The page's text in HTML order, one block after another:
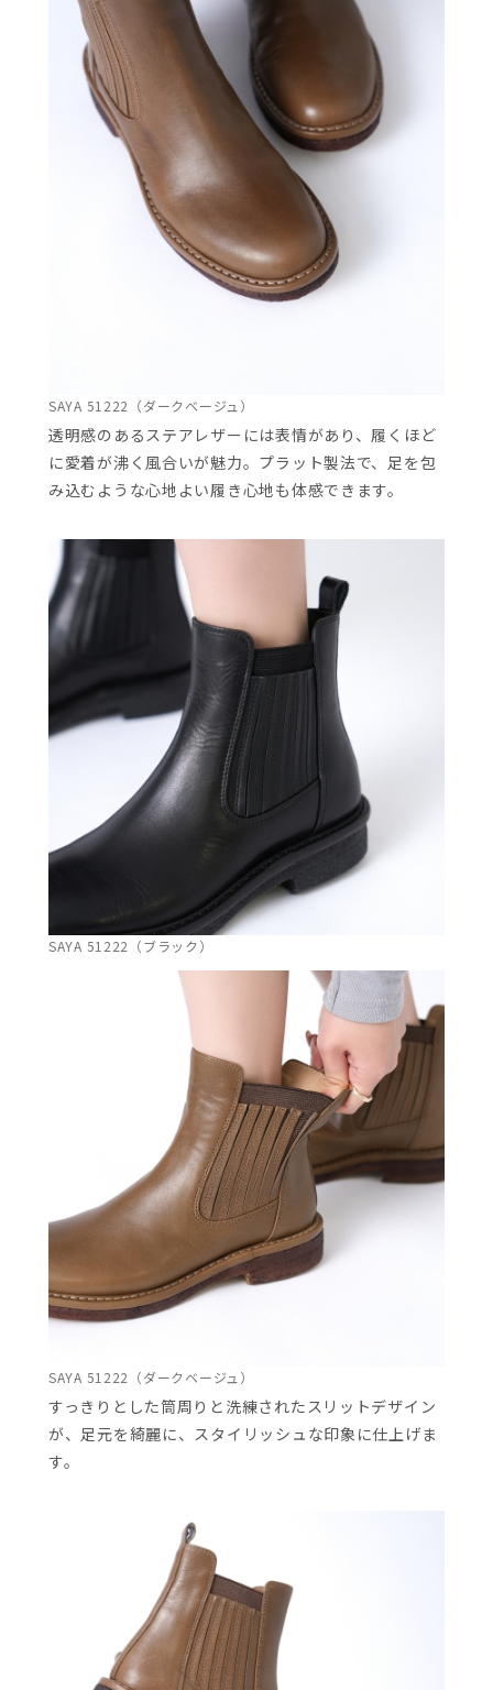
SAYA 51222（ダークベージュ）
透明感のあるステアレザーには表情があり、履くほど
に愛着が沸く風合いが魅力。プラット製法で、足を包
み込むような心地よい履き心地も体感できます。
SAYA 51222（ブラック）
SAYA 51222（ダークベージュ）
すっきりとした筒周りと洗練されたスリットデザイン
が、足元を綺麗に、スタイリッシュな印象に仕上げま
す。